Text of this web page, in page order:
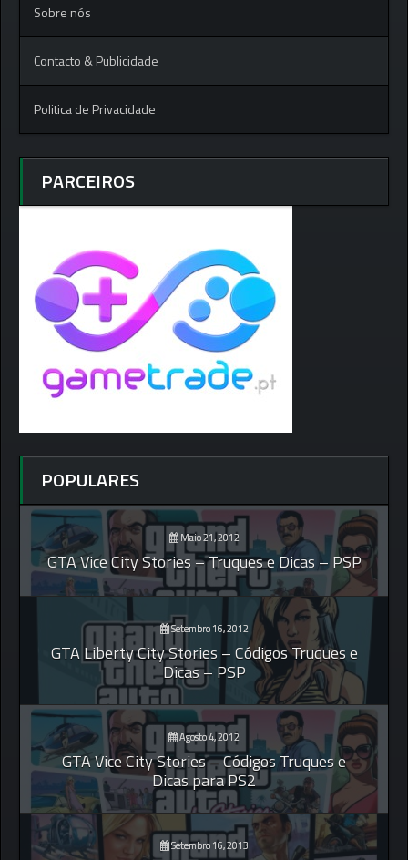
Sobre nós
Contacto & Publicidade
Politica de Privacidade
PARCEIROS
POPULARES
Maio 21, 2012
GTA Vice City Stories – Truques e Dicas – PSP
Setembro 16, 2012
GTA Liberty City Stories – Códigos Truques e
Dicas – PSP
Agosto 4, 2012
GTA Vice City Stories – Códigos Truques e
Dicas para PS2
Setembro 16, 2013